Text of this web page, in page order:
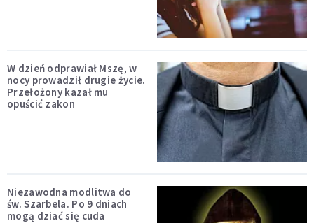
W dzień odprawiał Mszę, w
nocy prowadził drugie życie.
Przełożony kazał mu
opuścić zakon
Niezawodna modlitwa do
św. Szarbela. Po 9 dniach
mogą dziać się cuda